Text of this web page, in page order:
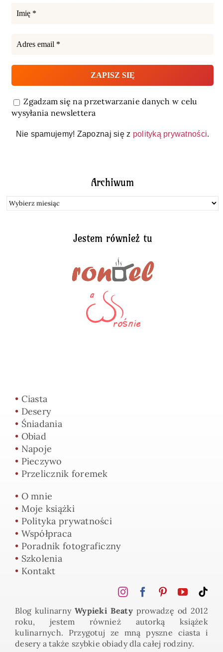
Zgadzam się na przetwarzanie danych w celu
wysyłania newslettera
Nie spamujemy! Zapoznaj się z polityką prywatności.
Archiwum
Archiwum
Jestem również tu
• Ciasta
• Desery
• Śniadania
• Obiad
• Napoje
• Pieczywo
• Przelicznik foremek
• O mnie
• Moje książki
• Polityka prywatności
• Współpraca
• Poradnik fotograficzny
• Szkolenia
• Kontakt
Blog kulinarny Wypieki Beaty prowadzę od 2012
roku, jestem również autorką książek
kulinarnych. Przygotuj ze mną pyszne ciasta i
desery a także szybkie obiady dla całej rodziny.